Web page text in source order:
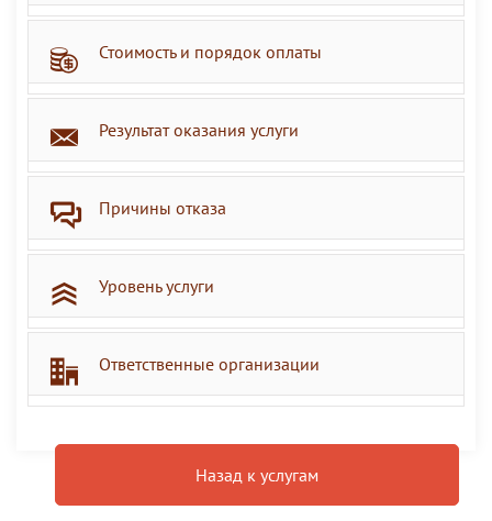
Стоимость и порядок оплаты
Результат оказания услуги
Причины отказа
Уровень услуги
Ответственные организации
Назад к услугам